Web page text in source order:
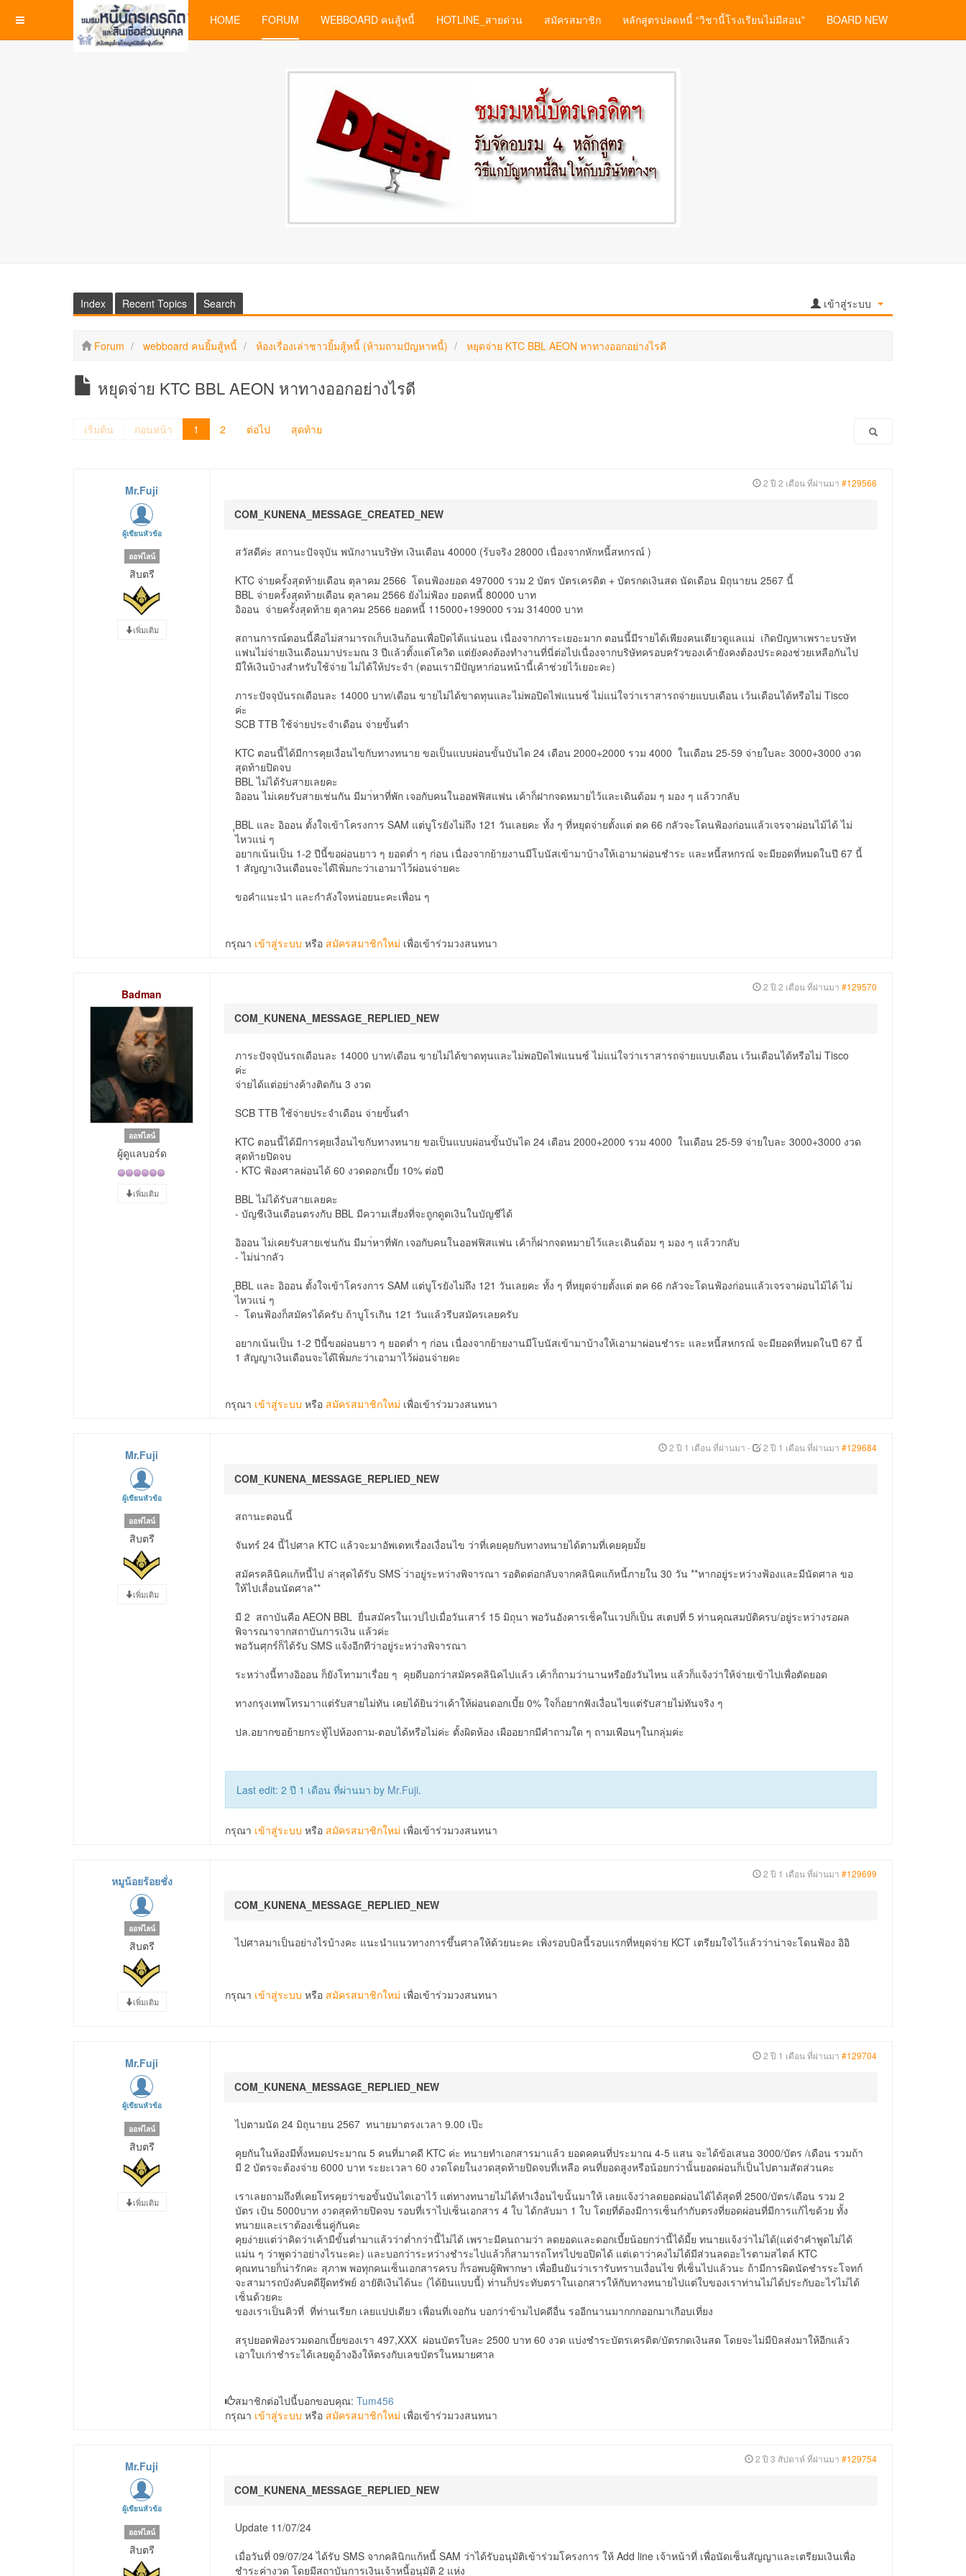
HOME FORUM WEBBOARD คนสู้หนี้ HOTLINE_สายด่วน สมัครสมาชิก หลักสูตรปลดหนี้ “วิชานี้โรงเรียนไม่มีสอน" BOARD NEW
Index Recent Topics Search เข้าสู่ระบบ
Forum webboard คนยิ้มสู้หนี้ ห้องเรื่องเล่าชาวยิ้มสู้หนี้ (ห้ามถามปัญหาหนี้) หยุดจ่าย KTC BBL AEON หาทางออกอย่างไรดี
หยุดจ่าย KTC BBL AEON หาทางออกอย่างไรดี
เริ่มต้น ก่อนหน้า 1 2 ต่อไป สุดท้าย
Mr.Fuji
ผู้เขียนหัวข้อ
ออฟไลน์
สิบตรี
เพิ่มเติม
2 ปี 2 เดือน ที่ผ่านมา #129566
COM_KUNENA_MESSAGE_CREATED_NEW
สวัสดีค่ะ สถานะปัจจุบัน พนักงานบริษัท เงินเดือน 40000 (ร้บจริง 28000 เนื่องจากหักหนี้สหกรณ์ )
KTC จ่ายครั้งสุดท้ายเดือน ตุลาคม 2566 โดนฟ้องยอด 497000 รวม 2 บัตร บัตรเครดิต + บัตรกดเงินสด นัดเดือน มิถุนายน 2567 นี้
BBL จ่ายครั้งสุดท้ายเดือน ตุลาคม 2566 ยังไม่ฟ้อง ยอดหนี้ 80000 บาท
อิออน จ่ายครั้งสุดท้าย ตุลาคม 2566 ยอดหนี้ 115000+199000 รวม 314000 บาท
สถานการณ์ตอนนี้คือไม่สามารถเก็บเงินก้อนเพื่อปิดได้แน่นอน เนื่องจากภาระเยอะมาก ตอนนี้มีรายได้เพียงคนเดียวดูแลแม่ เกิดปัญหาเพราะบรษัท
แฟนไม่จ่ายเงินเดือนมาประมณ 3 ปีแล้วตั้งแต่โควิด แต่ยังคงต้องทำงานที่นี่ต่อไปเนื่องจากบริษัทครอบครัวของเค้ายังคงต้องประคองช่วยเหลือกันไป
มีให้เงินบ้างสำหรับใช้จ่าย ไม่ได้ให้ประจำ (ตอนเรามีปัญหาก่อนหน้านี้เค้าช่วยไว้เยอะคะ)
ภาระปัจจุบันรถเดือนละ 14000 บาท/เดือน ขายไม่ได้ขาดทุนและไม่พอปิดไฟแนนซ์ ไม่แน่ใจว่าเราสารถจ่ายแบบเดือน เว้นเดือนได้หรือไม่ Tisco
ค่ะ
SCB TTB ใช้จ่ายประจำเดือน จ่ายขั้นตำ
KTC ตอนนี้ได้มีการคุยเงื่อนไขกับทางทนาย ขอเป็นแบบผ่อนขั้นบันได 24 เดือน 2000+2000 รวม 4000 ในเดือน 25-59 จ่ายใบละ 3000+3000 งวด
สุดท้ายปิดจบ
BBL ไม่ได้รับสายเลยคะ
อิออน ไม่เคยรับสายเช่นกัน มีมา่หาที่พัก เจอกับคนในออฟฟิสแฟน เค้าก็ฝากจดหมายไว้และเดินด้อม ๆ มอง ๆ แล้ววกลับ
ฺฺBBL และ อิออน ตั้งใจเข้าโครงการ SAM แต่บูโรยังไม่ถึง 121 วันเลยคะ ทั้ง ๆ ที่หยุดจ่ายตั้งแต่ ตค 66 กลัวจะโดนฟ้องก่อนแล้วเจรจาผ่อนไม้ได้ ไม่
ไหวแน่ ๆ
อยากเน้นเป็น 1-2 ปีนี้ขอผ่อนยาว ๆ ยอดต่ำ ๆ ก่อน เนื่องจากย้ายงานมีโบนัสเข้ามาบ้างให้เอามาผ่อนชำระ และหนี้สหกรณ์ จะมียอดที่หมดในปี 67 นี้
1 สัญญาเงินเดือนจะได้เิพิ่มกะว่าเอามาไว้ผ่อนจ่ายคะ
ขอคำแนะนำ และกำลังใจหน่อยนะคะเพื่อน ๆ
กรุณา เข้าสู่ระบบ หรือ สมัครสมาชิกใหม่ เพื่อเข้าร่วมวงสนทนา
Badman
ออฟไลน์
ผู้ดูแลบอร์ด
เพิ่มเติม
2 ปี 2 เดือน ที่ผ่านมา #129570
COM_KUNENA_MESSAGE_REPLIED_NEW
ภาระปัจจุบันรถเดือนละ 14000 บาท/เดือน ขายไม่ได้ขาดทุนและไม่พอปิดไฟแนนซ์ ไม่แน่ใจว่าเราสารถจ่ายแบบเดือน เว้นเดือนได้หรือไม่ Tisco
ค่ะ
จ่ายได้แต่อย่างค้างติดกัน 3 งวด
SCB TTB ใช้จ่ายประจำเดือน จ่ายขั้นตำ
KTC ตอนนี้ได้มีการคุยเงื่อนไขกับทางทนาย ขอเป็นแบบผ่อนขั้นบันได 24 เดือน 2000+2000 รวม 4000 ในเดือน 25-59 จ่ายใบละ 3000+3000 งวด
สุดท้ายปิดจบ
- KTC ฟ้องศาลผ่อนได้ 60 งวดดอกเบี้ย 10% ต่อปี
BBL ไม่ได้รับสายเลยคะ
- บัญชีเงินเดือนตรงกับ BBL มีความเสี่ยงที่จะถูกดูดเงินในบัญชีได้
อิออน ไม่เคยรับสายเช่นกัน มีมา่หาที่พัก เจอกับคนในออฟฟิสแฟน เค้าก็ฝากจดหมายไว้และเดินด้อม ๆ มอง ๆ แล้ววกลับ
- ไม่น่ากลัว
ฺฺBBL และ อิออน ตั้งใจเข้าโครงการ SAM แต่บูโรยังไม่ถึง 121 วันเลยคะ ทั้ง ๆ ที่หยุดจ่ายตั้งแต่ ตค 66 กลัวจะโดนฟ้องก่อนแล้วเจรจาผ่อนไม้ได้ ไม่
ไหวแน่ ๆ
- โดนฟ้องก็สมัครได้ครับ ถ้าบูโรเกิน 121 วันแล้วรีบสมัครเลยครับ
อยากเน้นเป็น 1-2 ปีนี้ขอผ่อนยาว ๆ ยอดต่ำ ๆ ก่อน เนื่องจากย้ายงานมีโบนัสเข้ามาบ้างให้เอามาผ่อนชำระ และหนี้สหกรณ์ จะมียอดที่หมดในปี 67 นี้
1 สัญญาเงินเดือนจะได้เิพิ่มกะว่าเอามาไว้ผ่อนจ่ายคะ
กรุณา เข้าสู่ระบบ หรือ สมัครสมาชิกใหม่ เพื่อเข้าร่วมวงสนทนา
Mr.Fuji
ผู้เขียนหัวข้อ
ออฟไลน์
สิบตรี
เพิ่มเติม
2 ปี 1 เดือน ที่ผ่านมา - 2 ปี 1 เดือน ที่ผ่านมา #129684
COM_KUNENA_MESSAGE_REPLIED_NEW
สถานะตอนนี้
จันทร์ 24 นี้ไปศาล KTC แล้วจะมาอัพเดทเรื่องเงื่อนไข ว่าที่เคยคุยกับทางทนายได้ตามที่เคยคุยมั้ย
สมัครคลินิคแก้หนี้ไป ล่าสุดได้รับ SMS ่ว่าอยู่ระหว่างพิจารณา รอติดต่อกลับจากคลินิคแก้หนี้ภายใน 30 วัน **หากอยู่ระหว่างฟ้องและมีนัดศาล ขอ
ให้ไปเลื่อนนัดศาล**
มี 2 สถาบันคือ AEON BBL ยื่นสมัครในเวปไปเมื่อวันเสาร์ 15 มิถุนา พอวันอังคารเช็คในเวปก็เป็น สเตปที่ 5 ท่านคุณสมบัติครบ/อยู่ระหว่างรอผล
พิจารณาจากสถาบันการเงิน แล้วค่ะ
พอวันศุกร์ก็ได้รับ SMS แจ้งอีกทีว่าอยู่ระหว่างพิจารณา
ระหว่างนี้ทางอิออน ก็ยังโทามาเรื่อย ๆ คุยดีบอกว่าสมัครคลินิคไปแล้ว เค้าก็ถามว่านานหรือยังวันไหน แล้วก็แจ้งว่าให้จ่ายเข้าไปเพื่อตัดยอด
ทางกรุงเทพโทรมาาแต่รับสายไม่ทัน เคยได้ยินว่าเค้าให้ผ่อนดอกเบี้ย 0% ใจก็อยากฟังเงื่อนไขแต่รับสายไม่ทันจริง ๆ
ปล.อยากขอย้ายกระทู้ไปห้องถาม-ตอบได้หรือไม่ค่ะ ตั้งผิดห้อง เผืออยากมีคำถามใด ๆ ถามเพือนๆในกลุ่มค่ะ
Last edit: 2 ปี 1 เดือน ที่ผ่านมา by Mr.Fuji.
กรุณา เข้าสู่ระบบ หรือ สมัครสมาชิกใหม่ เพื่อเข้าร่วมวงสนทนา
หมูน้อยร้อยชั่ง
ออฟไลน์
สิบตรี
เพิ่มเติม
2 ปี 1 เดือน ที่ผ่านมา #129699
COM_KUNENA_MESSAGE_REPLIED_NEW
ไปศาลมาเป็นอย่างไรบ้างคะ แนะนำแนวทางการขึ้นศาลให้ด้วยนะคะ เพิ่งรอบบิลนี้รอบแรกที่หยุดจ่าย KCT เตรียมใจไว้แล้วว่าน่าจะโดนฟ้อง อิอิ
กรุณา เข้าสู่ระบบ หรือ สมัครสมาชิกใหม่ เพื่อเข้าร่วมวงสนทนา
Mr.Fuji
ผู้เขียนหัวข้อ
ออฟไลน์
สิบตรี
เพิ่มเติม
2 ปี 1 เดือน ที่ผ่านมา #129704
COM_KUNENA_MESSAGE_REPLIED_NEW
ไปตามนัด 24 มิถุนายน 2567 ทนายมาตรงเวลา 9.00 เป๊ะ
คุยกันในห้องมีทั้งหมดประมาณ 5 คนที่มาคดี KTC ค่ะ ทนายทำเอกสารมาแล้ว ยอดคคนที่ประมาณ 4-5 แสน จะได้ข้อเสนอ 3000/บัตร /เดือน รวมถ้า
มี 2 บัตรจะต้องจ่าย 6000 บาท ระยะเวลา 60 งวดโดยในงวดสุดท้ายปิดจบที่เหลือ คนที่ยอดสูงหรือน้อยกว่านั้นยอดผ่อนก็เป็นไปตามสัดส่วนคะ
เราเลยถามถึงที่เคยโทรคุยว่าขอขั้นบันไดเอาไว้ แต่ทางทนายไม่ได้ทำเงื่อนไขนั้นมาให้ เลยแจ้งว่าลดยอดผ่อนได้ได้สุดที่ 2500/บัตร/เดือน รวม 2
บัตร เป้น 5000บาท งวดสุดท้ายปิดจบ รอบที่เราไปเซ็นเอกสาร 4 ใบ ได้กลับมา 1 ใบ โดยที่ต้องมีการเซ็นกำกับตรงที่ยอดผ่อนที่มีการแก้ไขด้วย ทั้ง
ทนายและเราต้องเซ็นคู่กันคะ
คุยง่ายแต่ว่าคิดว่าเค้ามีขั้นต่ำมาแล้วว่าต่ำกว่านี้ไม่ได้ เพราะมีคนถามว่า ลดยอดและดอกเบี้ยน้อยกว่านี้ได้มี้ย ทนายแจ้งว่าไม่ได้(แต่จำคำพูดไม่ได้
แม่น ๆ ว่าพูดว่าอย่างไรนะคะ) และบอกว่าระหว่างชำระไปแล้วก็สามารถโทรไปขอปิดได้ แต่เดาว่าคงไม่ได้มีส่วนลดอะไรตามสไตล์ KTC
คุณทนายก็น่ารักคะ สุภาพ พอทุกคนเซ็นเอกสารครบ ก็รอพบผู้พิพากษา เพื่อยืนยันว่าเรารับทราบเงื่อนไข ที่เซ็นไปแล้วนะ ถ้ามีการผิดนัดชำรระโจทก์
จะสามารถบังคับคดียุึดทรัพย์ อายัติเงินได้นะ (ได้ยินแบบนี้) ท่านก็ประทับตราในเอกสารให้กับทางทนายไปแต่ใบของเราท่านไม่ได้ประกับอะไรไม่ได้
เซ็นด้วยคะ
ของเราเป็นคิวที่ ที่ท่านเรียก เลยแปปเดียว เพื่อนที่เจอกัน บอกว่าข้ามไปคดีอื่น รออีกนานมากกกออกมาเกือบเที่ยง
สรุปยอดฟ้องรวมดอกเบี้ยของเรา 497,XXX ผ่อนบัตรใบละ 2500 บาท 60 งวด แบ่งชำระบัตรเครดิต/บัตรกดเงินสด โดยจะไม่มีบิลส่งมาให้อีกแล้ว
เอาใบเก่าชำระได้เลยดูอ้างอิงให้ตรงกับเลขบัตรในหมายศาล
สมาชิกต่อไปนี้บอกขอบคุณ: Tum456
กรุณา เข้าสู่ระบบ หรือ สมัครสมาชิกใหม่ เพื่อเข้าร่วมวงสนทนา
Mr.Fuji
ผู้เขียนหัวข้อ
ออฟไลน์
สิบตรี
2 ปี 3 สัปดาห์ ที่ผ่านมา #129754
COM_KUNENA_MESSAGE_REPLIED_NEW
Update 11/07/24
เมื่อวันที่ 09/07/24 ได้รับ SMS จากคลินิกแก้หนี้ SAM ว่าได้รับอนุมัติเข้าร่วมโครงการ ให้ Add line เจ้าหน้าที่ เพื่อนัดเซ็นสัญญาและเตรียมเงินเพื่อ
ชำระค่างวด โดยมีสถาบันการเงินเจ้าหนี้อนุมัติ 2 แห่ง